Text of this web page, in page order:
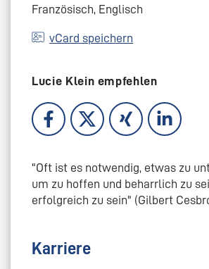
"Oft ist es notwendig, etwas zu
um zu hoffen und beharrlich zu
erfolgreich zu sein" (Gilbert
Karriere
Französisch, Englisch
vCard speichern
Lucie Klein empfehlen